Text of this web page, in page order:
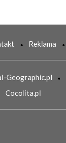
Reklama
Geographic.pl
Cocolita.pl